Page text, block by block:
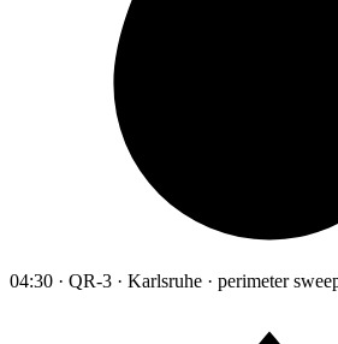
04:30 · QR-3 · Karlsruhe · perimeter